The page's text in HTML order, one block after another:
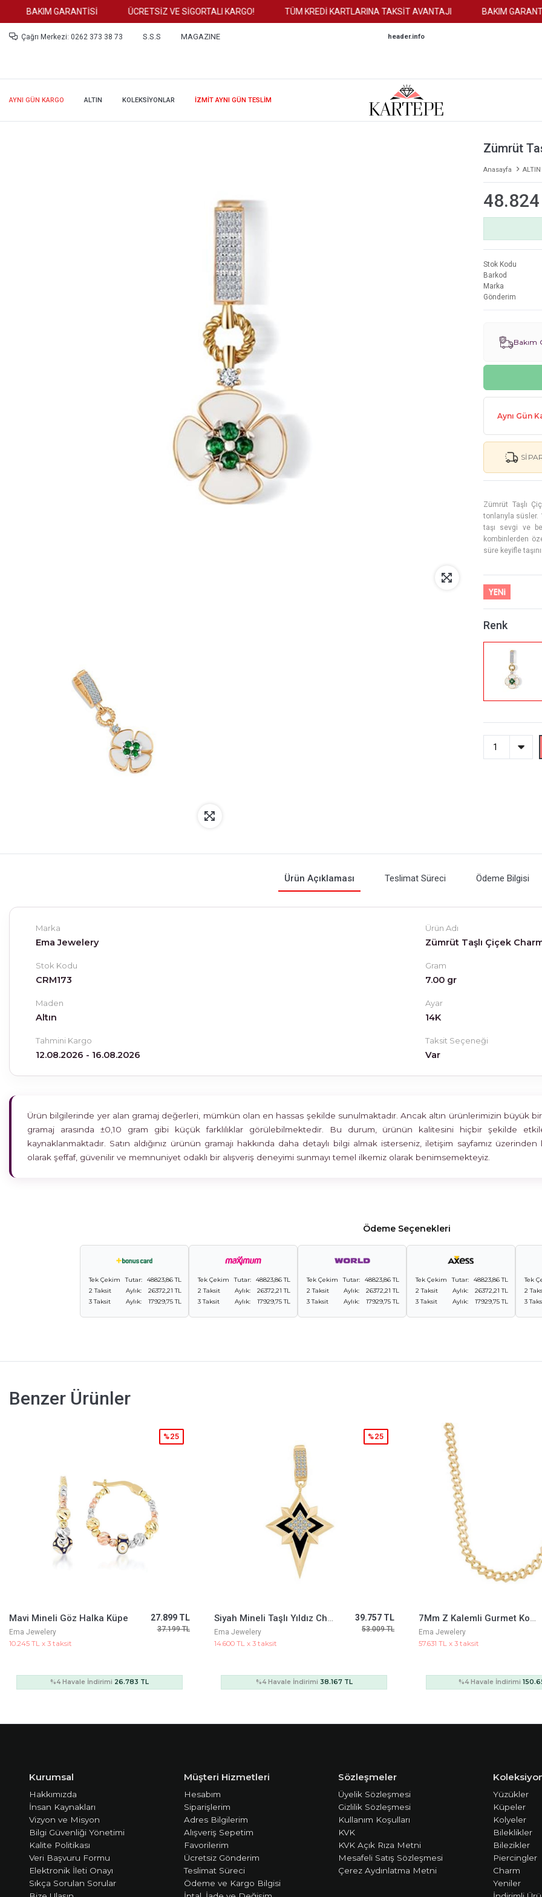
BAKIM GARANTİSİ ÜCRETSİZ VE SİGORTALI KARGO! TÜM KREDİ KARTLARINA TAKSİT AVANTAJI BAKIM GARANTİSİ
Çağrı Merkezi: 0262 373 38 73 S.S.S MAGAZINE header.info
AYNI GÜN KARGO ALTIN KOLEKSİYONLAR İZMİT AYNI GÜN TESLİM
Zümrüt
Anasayfa ALTIN
Stok Kodu
Barkod
Marka
Gönderim
Bakım
Aynı Gün
Zümrüt Taşlı
tonlarıyla süsler.
taşı sevgi ve
kombinlerden
süre keyifle
Renk
Ürün Açıklaması Teslimat Süreci Ödeme Bilgisi
Marka
Ema Jewelery
Ürün Adı
Zümrüt Taşlı Çiçek
Stok Kodu
CRM173
Gram
7.00 gr
Maden
Altın
Ayar
14K
Tahmini Kargo
12.08.2026 - 16.08.2026
Taksit Seçeneği
Var
Ürün bilgilerinde yer alan gramaj değerleri, mümkün olan en hassas şekilde sunulmaktadır. Ancak altın ürünlerimizin büyük
gramaj arasında ±0,10 gram gibi küçük farklılıklar görülebilmektedir. Bu durum, ürünün kalitesini hiçbir şekilde
kaynaklanmaktadır. Satın aldığınız ürünün gramajı hakkında daha detaylı bilgi almak isterseniz, iletişim sayfamız
olarak şeffaf, güvenilir ve memnuniyet odaklı bir alışveriş deneyimi sunmayı temel ilkemiz olarak benimsemekteyiz.
Ödeme Seçenekleri
Tek Çekim Tutar:
48823,86 TL
2 Taksit
Aylık:
26372,21 TL
3 Taksit
Aylık: 17929,75 TL
Tek Çekim Tutar:
48823,86 TL
2 Taksit
Aylık:
26372,21 TL
3 Taksit
Aylık: 17929,75 TL
Tek Çekim Tutar:
48823,86 TL
2 Taksit
Aylık:
26372,21 TL
3 Taksit
Aylık: 17929,75 TL
Tek Çekim Tutar:
48823,86 TL
2 Taksit
Aylık:
26372,21 TL
3 Taksit
Aylık: 17929,75 TL
Tek
2
3
Benzer Ürünler
Siyah Mineli Taşlı Yıldız Charm
Ema Jewelery
14.600 TL x 3 taksit
39.757 TL
53.009 TL
%25
%4 Havale İndirimi38.167 TL
7Mm Z Kalemli Gurmet Kolye
Ema Jewelery
57.631 TL x 3 taksit
156.934 TL
209.245 TL
%25
%4 Havale İndirimi 150.657 TL
Taşlı Kalp 9Mm Bileklik Charm
Ema Jewelery
5.123 TL x 3 taksit
%4 Havale İndirimi
Kurumsal
Hakkımızda
İnsan Kaynakları
Vizyon ve Misyon
Bilgi Güvenliği Yönetimi
Kalite Politikası
Veri Başvuru Formu
Elektronik İleti Onayı
Sıkça Sorulan Sorular
Müşteri Hizmetleri
Hesabım
Siparişlerim
Adres Bilgilerim
Alışveriş Sepetim
Favorilerim
Ücretsiz Gönderim
Teslimat Süreci
Ödeme ve Kargo Bilgisi
Sözleşmeler
Üyelik Sözleşmesi
Gizlilik Sözleşmesi
Kullanım Koşulları
KVK
KVK Açık Rıza Metni
Mesafeli Satış Sözleşmesi
Çerez Aydınlatma Metni
Yüzükler
Küpeler
Kolyeler
Bileklikler
Bilezikler
Piercingler
Charm
Yeniler